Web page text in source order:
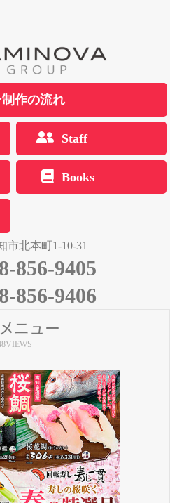
作の流れ
Staff
Books
市北本町1-10-31
856-9405
856-9406
ニュー